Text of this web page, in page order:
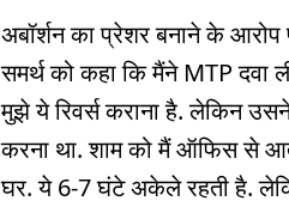
अबॉर्शन का प्रेशर बनाने के आरोप
समर्थ को कहा कि मैंने MTP दवा
मुझे ये रिवर्स कराना है. लेकिन
करना था. शाम को मैं ऑफिस से
घर. ये 6-7 घंटे अकेले रहती है.